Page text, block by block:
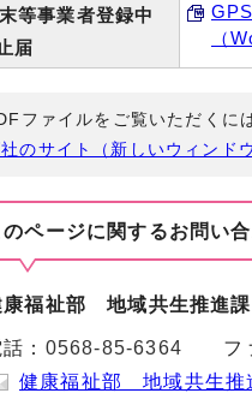
等事業者登録中
届
（
ファイルをご覧いただくに
社のサイト（新しいウィンド
のページに関するお問い
康福祉部 地域共生推進課
： 0568-85-6364 ファ
健康福祉部 地域共生推